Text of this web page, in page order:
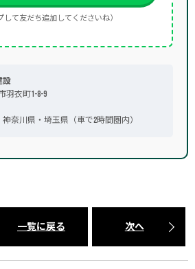
して友だち追加してくださいね）
設
羽衣町1-8-9
奈川県・埼玉県（車で2時間圏内）
一覧に戻る 次へ